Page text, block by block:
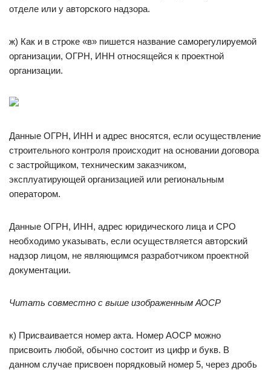
отделе или у авторского надзора.
ж) Как и в строке «в» пишется название саморегулируемой
организации, ОГРН, ИНН относящейся к проектной
организации.
Данные ОГРН, ИНН и адрес вносятся, если осуществление
строительного контроля происходит на основании договора
с застройщиком, техническим заказчиком,
эксплуатирующей организацией или региональным
оператором.
Данные ОГРН, ИНН, адрес юридического лица и СРО
необходимо указывать, если осуществляется авторский
надзор лицом, не являющимся разработчиком проектной
документации.
Читать совместно с выше изображенным АОСР
к) Присваивается номер акта. Номер АОСР можно
присвоить любой, обычно состоит из цифр и букв. В
данном случае присвоен порядковый номер 5, через дробь